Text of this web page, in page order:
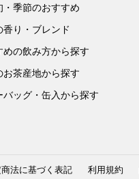
・季節のおすすめ
香り・ブレンド
めの飲み方から探す
お茶産地から探す
バッグ・缶入から探す
法に基づく表記 利用規約